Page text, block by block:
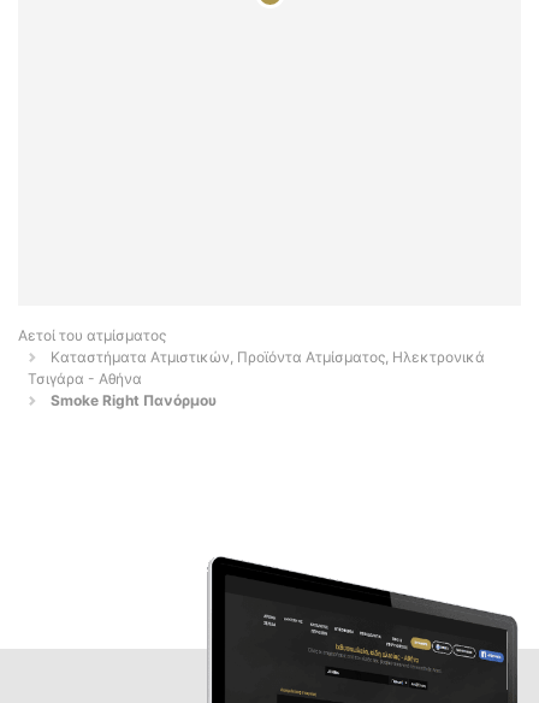
Αετοί του ατμίσματος
Καταστήματα Ατμιστικών, Προϊόντα Ατμίσματος, Ηλεκτρονικά
Τσιγάρα - Αθήνα
Smoke Right Πανόρμου